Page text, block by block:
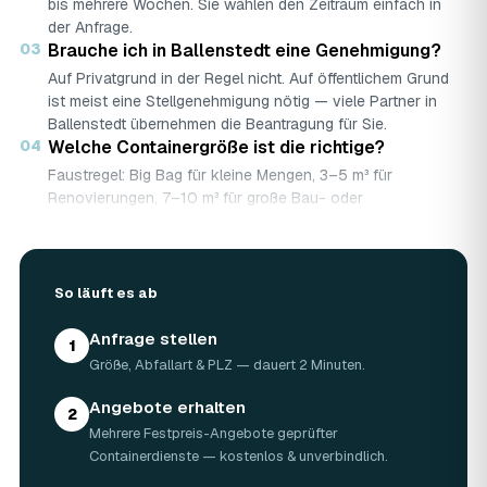
bis mehrere Wochen. Sie wählen den Zeitraum einfach in
der Anfrage.
03 Brauche ich in Ballenstedt eine Genehmigung?
Auf Privatgrund in der Regel nicht. Auf öffentlichem Grund
ist meist eine Stellgenehmigung nötig — viele Partner in
Ballenstedt übernehmen die Beantragung für Sie.
04 Welche Containergröße ist die richtige?
Faustregel: Big Bag für kleine Mengen, 3–5 m³ für
Renovierungen, 7–10 m³ für große Bau- oder
Was darf rein — und was nicht?
Grünschnitt, Holz …). Sondermüll wie Asbest braucht eine
Was kostet ein Container in Ballenstedt?
Laut Marktrecherche (keine AWL-eigenen Auftragsdaten):
300–1.100 € — abhängig von Abfallart, Region und
Standzeit (Details in der Marktübersicht unten). Ihren
verbindlichen Festpreis für Ballenstedt nennt Ihnen der
So läuft es ab
1 Anfrage stellen
Größe, Abfallart & PLZ — dauert 2 Minuten.
2 Angebote erhalten
Mehrere Festpreis-Angebote geprüfter
Containerdienste — kostenlos & unverbindlich.